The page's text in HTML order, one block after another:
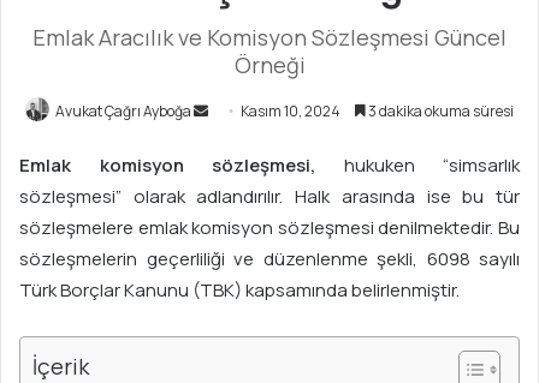
Emlak Aracılık ve Komisyon Sözleşmesi Güncel
Örneği
Avukat Çağrı Ayboğa
r
e
-
p
o
t
Kasım 10, 2024 3 dakika okuma süresi
Emlak komisyon sözleşmesi, hukuken “simsarlık
sözleşmesi” olarak adlandırılır. Halk arasında ise bu tür
sözleşmelere emlak komisyon sözleşmesi denilmektedir. Bu
sözleşmelerin geçerliliği ve düzenlenme şekli, 6098 sayılı
Türk Borçlar Kanunu (TBK) kapsamında belirlenmiştir.
İçerik